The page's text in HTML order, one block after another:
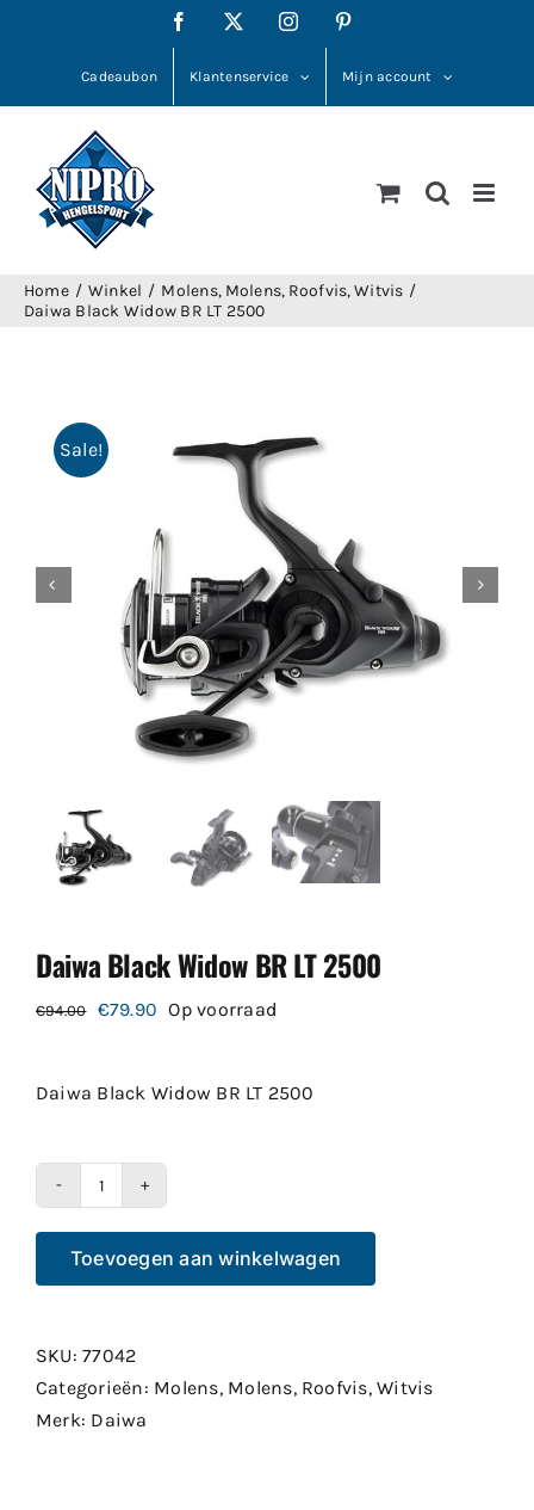
Facebook Instagram
Cadeaubon Klantenservice Mijn account
Home Winkel Molens Molens Roofvis Witvis
Daiwa Black Widow BR LT 2500
Sale!
Daiwa Black Widow BR LT 2500
€94.00
Oorspronkelijke
€94.00.
€79.90 Huidige
€79.90.
Op voorraad
Daiwa Black Widow BR LT 2500
Black
Widow
2500
aantal
Toevoegen aan winkelwagen
SKU:77042
Categorieën: Molens, Molens, Roofvis,Witvis
Merk: Daiwa